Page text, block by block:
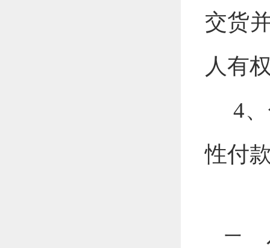
交货
人有
4
性付
二